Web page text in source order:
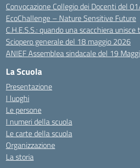
Convocazione Collegio dei Docenti del
EcoChallenge – Nature Sensitive Future
C.H.E.S.S.: quando una scacchiera
Sciopero generale del 18 maggio 2026
ANIEF Assemblea sindacale del 19
La Scuola
Presentazione
I luoghi
Le persone
I numeri della scuola
Le carte della scuola
Organizzazione
La storia